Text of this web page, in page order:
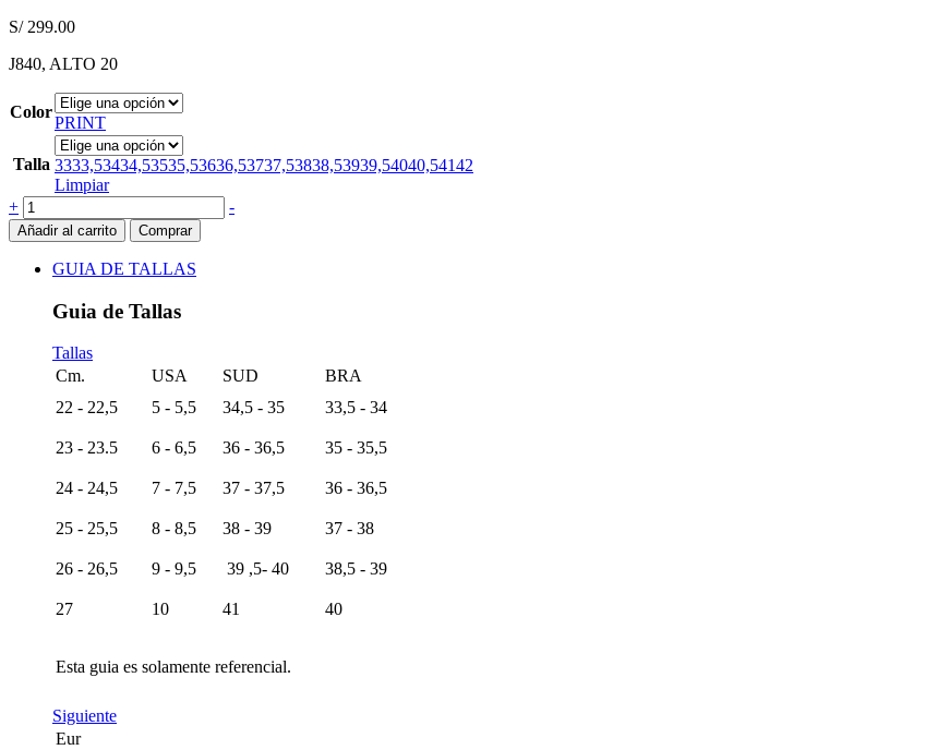
S/299.00
J840, ALTO 20
Color
PRINT
Talla 3333,53434,53535,53636,53737,53838,53939,54040,54142
Limpiar
+
-
Añadir al carrito Comprar
GUIA DE TALLAS
Guia de Tallas
Tallas
Cm.
USA SUD
BRA
22 - 22,5
5 - 5,5 34,5 - 35 33,5 - 34
23 - 23.5 6 - 6,5 36 - 36,5 35 - 35,5
24 - 24,5 7 - 7,5 37 - 37,5 36 - 36,5
25 - 25,5 8 - 8,5 38 - 39 37 - 38
26 - 26,5 9 - 9,5 39 ,5- 40 38,5 - 39
27 10 41 40
Esta guia es solamente referencial.
Siguiente
Eur